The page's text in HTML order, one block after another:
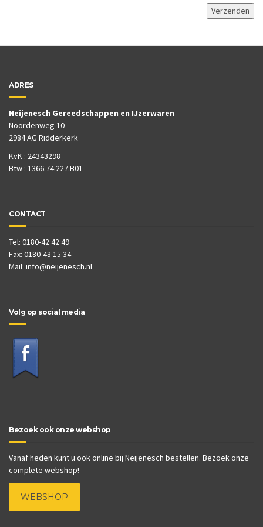
ADRES
Neijenesch Gereedschappen en IJzerwaren
Noordenweg 10
2984 AG Ridderkerk
KvK : 24343298
Btw : 1366.74.227.B01
CONTACT
Tel: 0180-42 42 49
Fax: 0180-43 15 34
Mail: info@neijenesch.nl
Volg op social media
Bezoek ook onze webshop
Vanaf heden kunt u ook online bij Neijenesch bestellen. Bezoek onze
complete webshop!
WEBSHOP